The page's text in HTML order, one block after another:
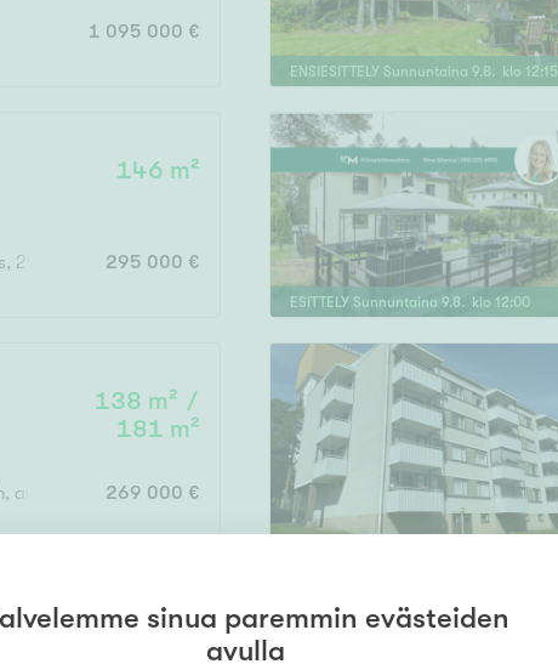
1 095 000 €
ENSIESITTELY Sunnuntaina 9.8. klo 12:15
146 m²
2*wc, vh, khh, aula
295 000 €
ESITTELY Sunnuntaina 9.8. klo 12:00
138 m² /
181 m²
aula, at 269 000 €
100 m² /sinua paremmin evästeiden
avulla